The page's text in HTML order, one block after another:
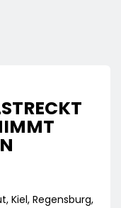
Kiel, Regensburg,